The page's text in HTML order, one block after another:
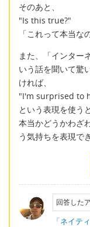
そのあと、
"Is this true?"
「これって本当な
また、「インター
いう話を聞いて驚
ければ、
"I'm surprised to
という表現を使う
本当かどうかわざ
う気持ちを表現で
回答した
「ネイテ